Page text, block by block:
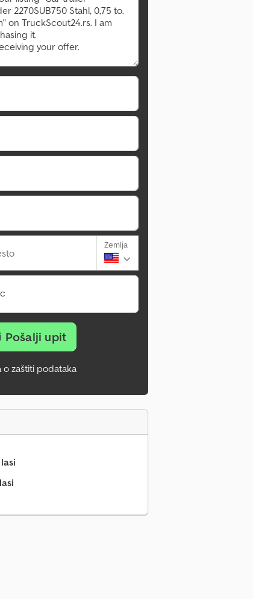
Zemlja
Pošalji upit
o zaštiti podataka